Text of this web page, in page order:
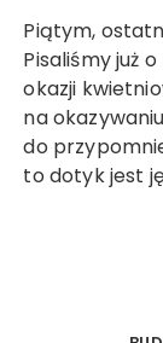
Piątym, ostatnim językiem miłości jest dotyk.
Pisaliśmy już
okazji
na
do
to dotyk jest